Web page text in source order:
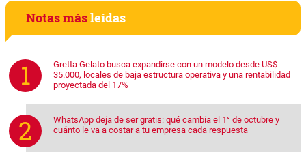
Notas másleídas
Gretta Gelato busca expandirse con un modelo desde US$
35.000, locales de baja estructura operativa y una rentabilidad
proyectada del 17%
WhatsApp deja de ser gratis: qué cambia el 1° de octubre y
cuánto le va a costar a tu empresa cada respuesta